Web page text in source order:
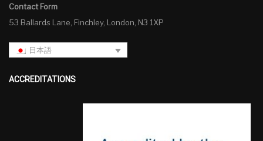
Contact Form
53 Ballards Lane, Finchley, London, N3 1XP
日本語
ACCREDITATIONS